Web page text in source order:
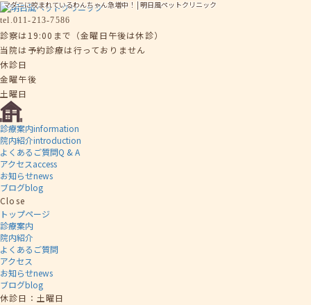
マダニに咬まれているわんちゃん急増中！ | 明日風ペットクリニック
tel.011-213-7586
診察は19:00まで（金曜日午後は休診）
当院は予約診療は行っておりません
休診日
金曜午後
土曜日
診療案内information
院内紹介introduction
よくあるご質問Q & A
アクセスaccess
お知らせnews
ブログblog
Close
トップページ
診療案内
院内紹介
よくあるご質問
アクセス
お知らせnews
ブログblog
休診日：土曜日